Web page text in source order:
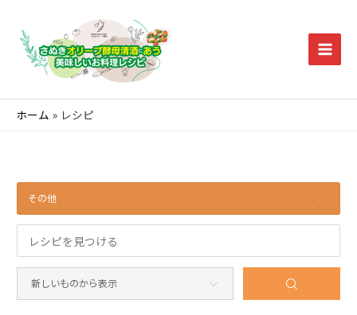
Main
ホーム レシピ
その他